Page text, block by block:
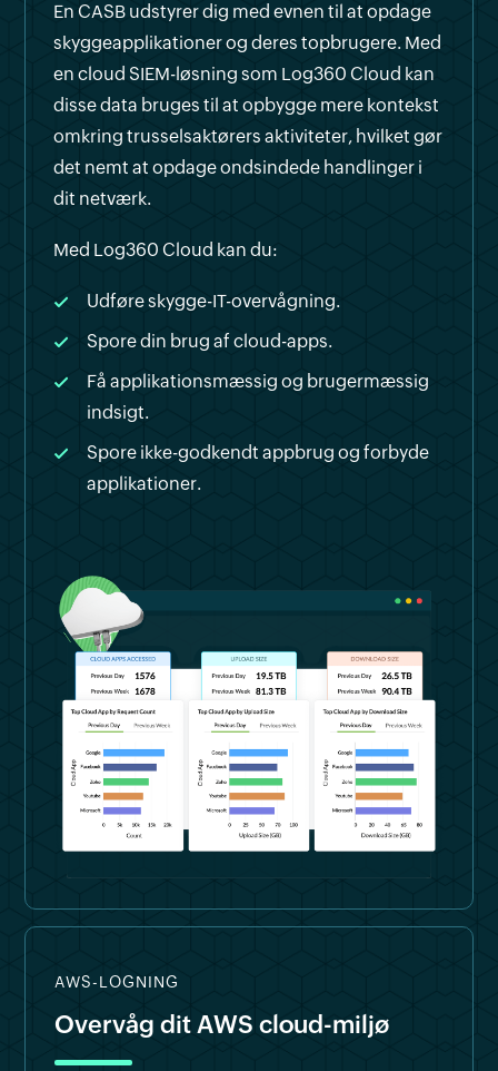
En CASB udstyrer dig med evnen til at opdage
skyggeapplikationer og deres topbrugere. Med
en cloud SIEM-løsning som Log360 Cloud kan
disse data bruges til at opbygge mere kontekst
omkring trusselsaktørers aktiviteter, hvilket gør
det nemt at opdage ondsindede handlinger i
dit netværk.
Med Log360 Cloud kan du:
Udføre skygge-IT-overvågning.
Spore din brug af cloud-apps.
Få applikationsmæssig og brugermæssig
indsigt.
Spore ikke-godkendt appbrug og forbyde
applikationer.
AWS-LOGNING
Overvåg dit AWS cloud-miljø